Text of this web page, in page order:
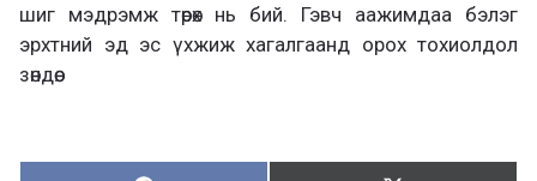
шиг мэдрэмж төрөх нь бий. Гэвч аажимдаа бэлэг
эрхтний эд эс үхжиж хагалгаанд орох тохиолдол
зөндөө.